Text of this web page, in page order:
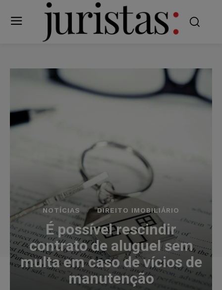
NOTÍCIAS DIREITO IMOBILIÁRIO
É possível rescindir
contrato de aluguel sem
multa em caso de vícios de
manutenção